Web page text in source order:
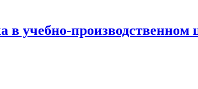
в учебно-производственном